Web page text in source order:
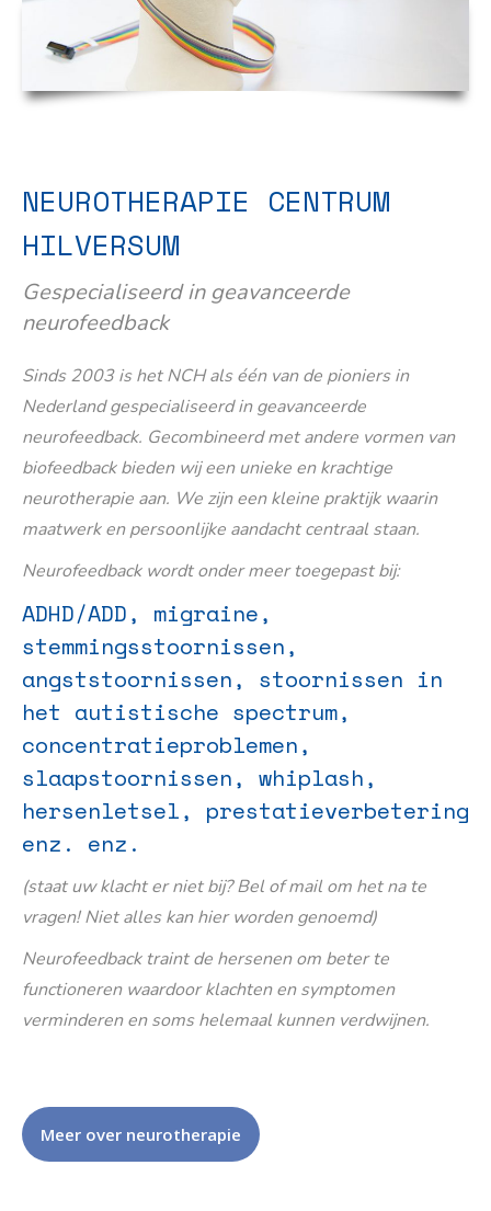
NEUROTHERAPIE CENTRUM
HILVERSUM
Gespecialiseerd in geavanceerde
neurofeedback
Sinds 2003 is het NCH als één van de pioniers in
Nederland gespecialiseerd in geavanceerde
neurofeedback. Gecombineerd met andere vormen van
biofeedback bieden wij een unieke en krachtige
neurotherapie aan. We zijn een kleine praktijk waarin
maatwerk en persoonlijke aandacht centraal staan.
Neurofeedback wordt onder meer toegepast bij:
ADHD/ADD, migraine,
stemmingsstoornissen,
angststoornissen, stoornissen in
het autistische spectrum,
concentratieproblemen,
slaapstoornissen, whiplash,
hersenletsel, prestatieverbetering
enz. enz.
(staat uw klacht er niet bij? Bel of mail om het na te
vragen! Niet alles kan hier worden genoemd)
Neurofeedback traint de hersenen om beter te
functioneren waardoor klachten en symptomen
verminderen en soms helemaal kunnen verdwijnen.
Meer over neurotherapie